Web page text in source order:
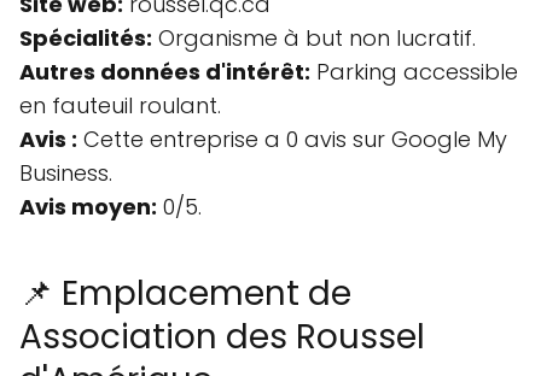
Spécialités: Organisme à but non lucratif.
Autres données d'intérêt: Parking accessible
en fauteuil roulant.
Avis : Cette entreprise a 0 avis sur Google My
Business.
Avis moyen: 0/5.
📌 Emplacement de
Association des Roussel